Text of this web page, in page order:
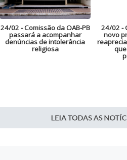
24/02 - Comissão da OAB-PB
passará a acompanhar
denúncias de intolerância
religiosa
24/02 -
novo